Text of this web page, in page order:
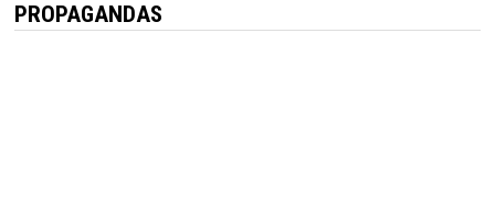
PROPAGANDAS